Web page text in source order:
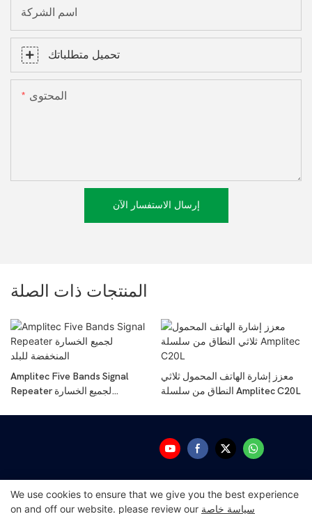
اسم الشركة
تحميل متطلباتك
المحتوى
إرسال الاستفسار الآن
المنتجات ذات الصلة
Amplitec Five Bands Signal
Repeater لجميع الخسارة
معزز إشارة الهاتف المحمول ثلاثي
النطاق من سلسلة Amplitec C20L
حقوق الطبع والنشر © 2025 شركة Guangdong Amplitec Tech
We use cookies to ensure that we give you the best experience
on and off our website. please review our سياسة خاصة